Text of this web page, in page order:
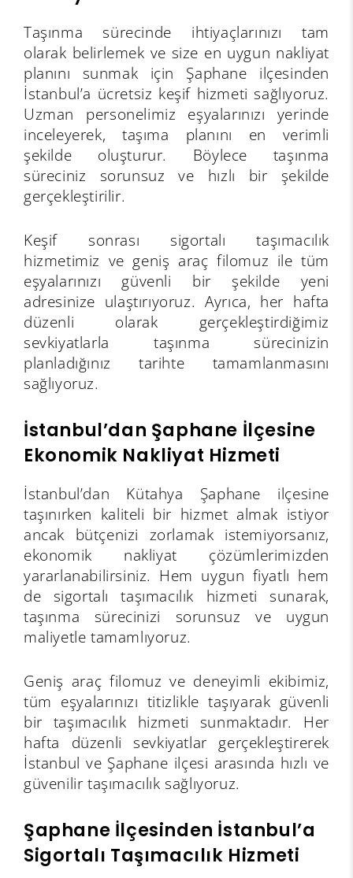
Taşınma sürecinde ihtiyaçlarınızı tam
olarak belirlemek ve size en uygun nakliyat
planını sunmak için Şaphane ilçesinden
İstanbul’a ücretsiz keşif hizmeti sağlıyoruz.
Uzman personelimiz eşyalarınızı yerinde
inceleyerek, taşıma planını en verimli
şekilde oluşturur. Böylece taşınma
süreciniz sorunsuz ve hızlı bir şekilde
gerçekleştirilir.
Keşif sonrası sigortalı taşımacılık
hizmetimiz ve geniş araç filomuz ile tüm
eşyalarınızı güvenli bir şekilde yeni
adresinize ulaştırıyoruz. Ayrıca, her hafta
düzenli olarak gerçekleştirdiğimiz
sevkiyatlarla taşınma sürecinizin
planladığınız tarihte tamamlanmasını
sağlıyoruz.
İstanbul’dan Şaphane İlçesine
Ekonomik Nakliyat Hizmeti
İstanbul’dan Kütahya Şaphane ilçesine
taşınırken kaliteli bir hizmet almak istiyor
ancak bütçenizi zorlamak istemiyorsanız,
ekonomik nakliyat çözümlerimizden
yararlanabilirsiniz. Hem uygun fiyatlı hem
de sigortalı taşımacılık hizmeti sunarak,
taşınma sürecinizi sorunsuz ve uygun
maliyetle tamamlıyoruz.
Geniş araç filomuz ve deneyimli ekibimiz,
tüm eşyalarınızı titizlikle taşıyarak güvenli
bir taşımacılık hizmeti sunmaktadır. Her
hafta düzenli sevkiyatlar gerçekleştirerek
İstanbul ve Şaphane ilçesi arasında hızlı ve
güvenilir taşımacılık sağlıyoruz.
Şaphane İlçesinden İstanbul’a
Sigortalı Taşımacılık Hizmeti